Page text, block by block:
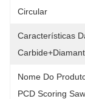
Circular
Características
Nome Do
PCD Scoring